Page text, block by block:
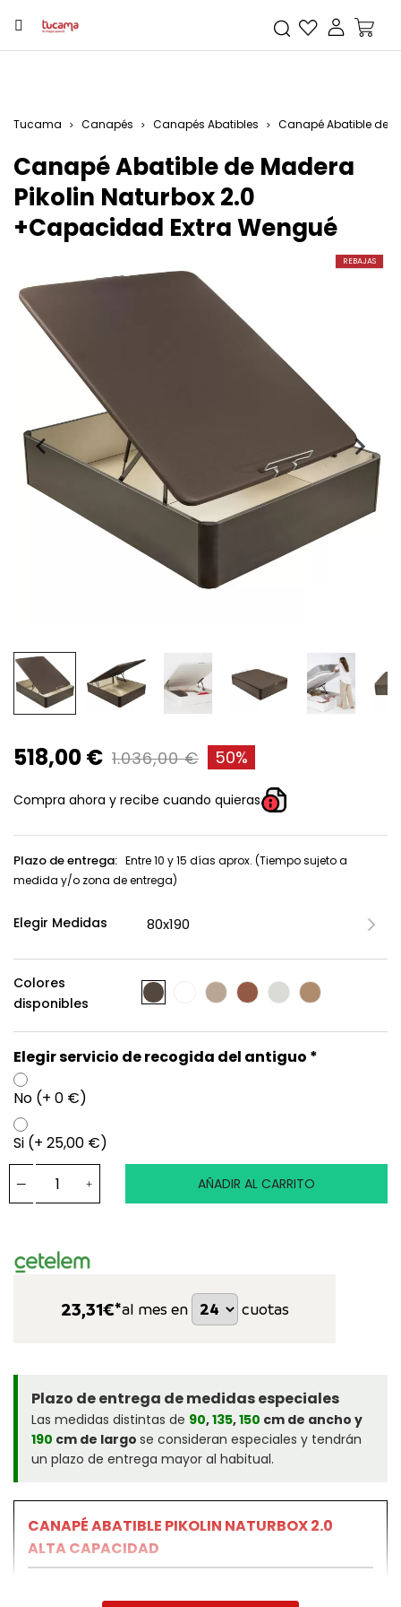
Tucama Canapés Canapés Abatibles Canapé Abatible de
Canapé Abatible de Madera
Pikolin Naturbox 2.0
+Capacidad Extra Wengué
REBAJAS
518,00 € 1.036,00 € 50%
Compra ahora y recibe cuando quieras
Plazo de entrega: Entre 10 y 15 días aprox. (Tiempo sujeto a
medida y/o zona de entrega)
Elegir Medidas
Colores
disponibles
Elegir servicio de recogida del antiguo *
No (+ 0 €)
Si (+ 25,00 €)
AÑADIR AL CARRITO
23,31€*al mes en cuotas
Plazo de entrega de medidas especiales
Las medidas distintas de 90,135,150 cm de ancho y
190 cm de largo se consideran especiales y tendrán
un plazo de entrega mayor al habitual.
CANAPÉ ABATIBLE PIKOLIN NATURBOX 2.0
ALTA CAPACIDAD